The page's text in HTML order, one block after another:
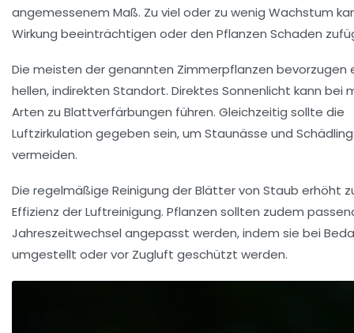
angemessenem Maß. Zu viel oder zu wenig Wachstum
Wirkung beeinträchtigen oder den Pflanzen Schaden
Die meisten der genannten Zimmerpflanzen bevorzugen
hellen, indirekten Standort. Direktes Sonnenlicht kann bei
Arten zu Blattverfärbungen führen. Gleichzeitig sollte die
Luftzirkulation gegeben sein, um Staunässe und
vermeiden.
Die regelmäßige Reinigung der Blätter von Staub erhöht
Effizienz der Luftreinigung. Pflanzen sollten zudem
Jahreszeitwechsel angepasst werden, indem sie bei
umgestellt oder vor Zugluft geschützt werden.